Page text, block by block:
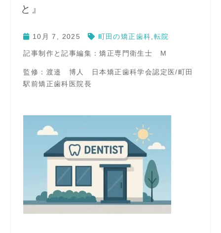
と』
10月 7, 2025 町田の矯正歯科 転院
記事制作と記事編集：矯正専門衛生士 M
監修：渡邉 博人 日本矯正歯科学会認定医/町田
駅前矯正歯科医院長